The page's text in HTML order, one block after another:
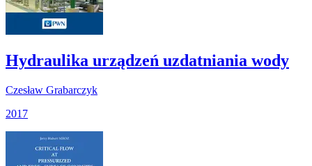
Hydraulika urządzeń uzdatniania wody
Czesław Grabarczyk
2017